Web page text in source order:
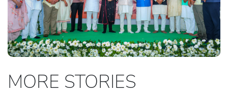
MORE STORIES